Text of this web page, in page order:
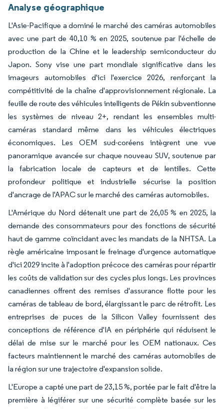
Analyse géographique
L'Asie-Pacifique a dominé le marché des caméras automobiles
avec une part de 40,10 % en 2025, soutenue par l'échelle de
production de la Chine et le leadership semiconducteur du
Japon. Sony vise une part mondiale significative dans les
imageurs automobiles d'ici l'exercice 2026, renforçant la
compétitivité de la chaîne d'approvisionnement régionale. La
feuille de route des véhicules intelligents de Pékin subventionne
les systèmes de niveau 2+, rendant les ensembles multi-
caméras standard même dans les véhicules électriques
économiques. Les OEM sud-coréens intègrent une vue
panoramique avancée sur chaque nouveau SUV, soutenue par
la fabrication locale de capteurs et de lentilles. Cette
profondeur politique et industrielle sécurise la position
d'ancrage de l'APAC sur le marché des caméras automobiles.
L'Amérique du Nord détenait une part de 26,05 % en 2025, la
demande des consommateurs pour des fonctions de sécurité
haut de gamme coïncidant avec les mandats de la NHTSA. La
règle américaine imposant le freinage d'urgence automatique
d'ici 2029 incite à l'adoption précoce des caméras pour répartir
les coûts de validation sur des cycles plus longs. Les provinces
canadiennes offrent des remises d'assurance flotte pour les
caméras de tableau de bord, élargissant le parc de rétrofit. Les
entreprises de puces de la Silicon Valley fournissent des
conceptions de référence d'IA en périphérie qui réduisent le
délai de mise sur le marché pour les OEM nationaux. Ces
facteurs maintiennent le marché des caméras automobiles de
la région sur une trajectoire d'expansion solide.
L'Europe a capté une part de 23,15 %, portée par le fait d'être la
première à légiférer sur une sécurité complète basée sur les